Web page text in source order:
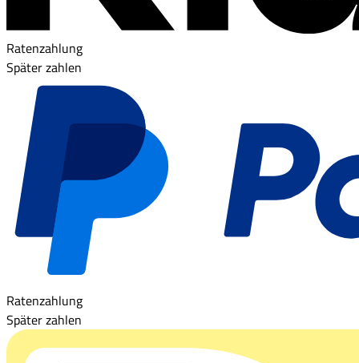
Ratenzahlung
Später zahlen
Ratenzahlung
Später zahlen